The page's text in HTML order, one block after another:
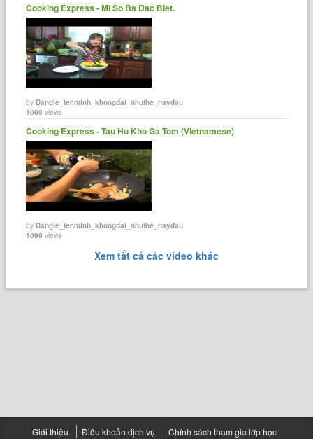
Cooking Express - Mi So Ba Dac Biet.
byDangle_tenminh_khongdai_nhuthe_naydau
1009 views
Cooking Express - Tau Hu Kho Ga Tom (Vietnamese)
byDangle_tenminh_khongdai_nhuthe_naydau
1099 views
Xem tất cả các video khác
Giới thiệu Điều khoản dịch vụ Chính sách tham gia lớp học